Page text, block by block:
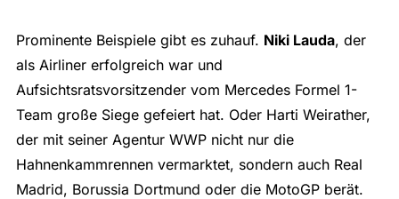
Prominente Beispiele gibt es zuhauf. Niki Lauda, der
als Airliner erfolgreich war und
Aufsichtsratsvorsitzender vom Mercedes Formel 1-
Team große Siege gefeiert hat. Oder Harti Weirather,
der mit seiner Agentur WWP nicht nur die
Hahnenkammrennen vermarktet, sondern auch Real
Madrid, Borussia Dortmund oder die MotoGP berät.